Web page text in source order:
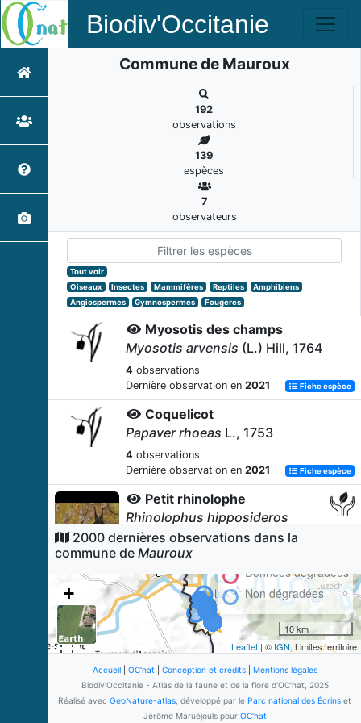
Biodiv'Occitanie
Commune de Mauroux
192
observations
139
espèces
7
observateurs
Tout voir
Oiseaux
Insectes Mammifères Reptiles
Amphibiens
Angiospermes
Gymnospermes Fougères
Myosotis des champs
Myosotis arvensis (L.) Hill, 1764
4 observations
Dernière observation en 2021 Fiche espèce
Coquelicot
Papaver rhoeas L., 1753
4 observations
Dernière observation en 2021 Fiche espèce
Petit rhinolophe
Rhinolophus hipposideros
(Borkhausen, 1797)
3observations
Noctule de Leisler
Nyctalus leisleri (Kuhl, 1817)
observations
Dernière observation en1999 Fiche espèce
Pipistrelle commune
Pipistrellus pipistrellus
(Schreber, 1774)
2000 dernières observations dans la
commune de Mauroux
+
Données dégradées
Non dégradées
10 km
Leaflet | © IGN, Limites territoire
Accueil| OC'nat| Conception et crédits| Mentions légales
Biodiv'Occitanie - Atlas de la faune et de la flore d'OC'nat, 2025
Réalisé avec GeoNature-atlas , développé par le Parc national des Écrins et
Jérôme Maruéjouls pour OC'nat